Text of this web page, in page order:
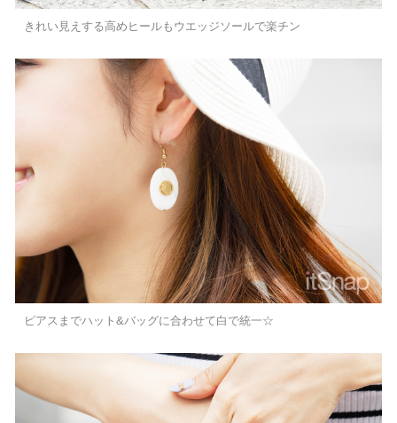
きれい見えする高めヒールもウエッジソールで楽チン
ピアスまでハット&バッグに合わせて白で統一☆